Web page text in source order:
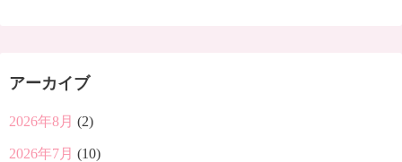
アーカイブ
2026年8月 (2)
2026年7月 (10)